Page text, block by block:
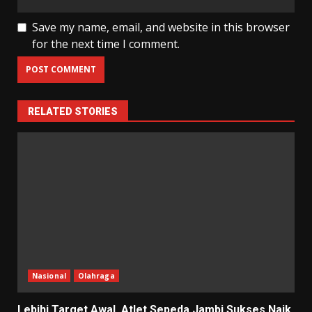
Save my name, email, and website in this browser
for the next time I comment.
RELATED STORIES
Nasional Olahraga